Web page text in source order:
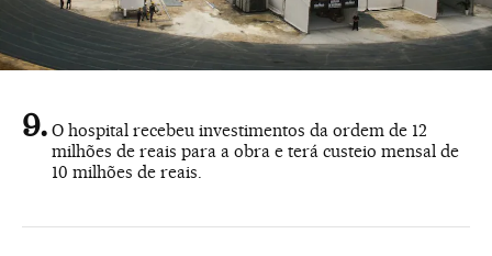
O hospital recebeu investimentos da ordem de 12
milhões de reais para a obra e terá custeio mensal de
10 milhões de reais.